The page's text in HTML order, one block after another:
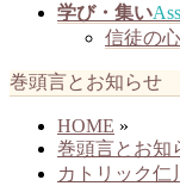
学び・集い
信徒の
巻頭言とお知らせ
HOME »
巻頭言とお知
カトリック仁